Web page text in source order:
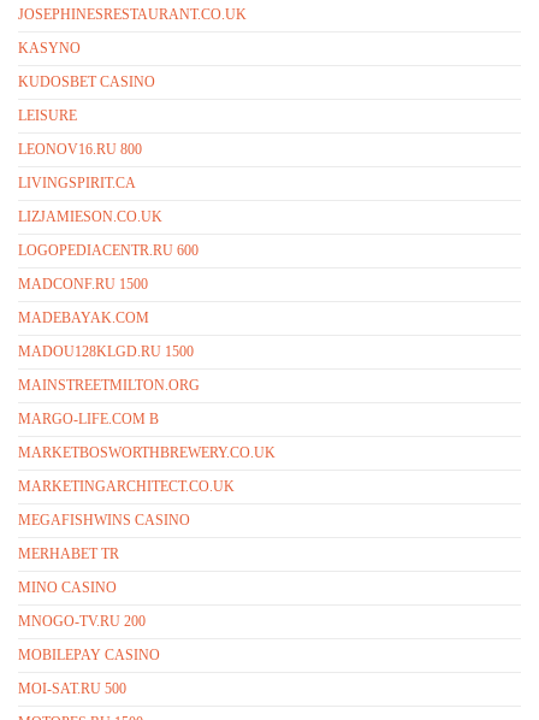
JOSEPHINESRESTAURANT.CO.UK
KASYNO
KUDOSBET CASINO
LEISURE
LEONOV16.RU 800
LIVINGSPIRIT.CA
LIZJAMIESON.CO.UK
LOGOPEDIACENTR.RU 600
MADCONF.RU 1500
MADEBAYAK.COM
MADOU128KLGD.RU 1500
MAINSTREETMILTON.ORG
MARGO-LIFE.COM B
MARKETBOSWORTHBREWERY.CO.UK
MARKETINGARCHITECT.CO.UK
MEGAFISHWINS CASINO
MERHABET TR
MINO CASINO
MNOGO-TV.RU 200
MOBILEPAY CASINO
MOI-SAT.RU 500